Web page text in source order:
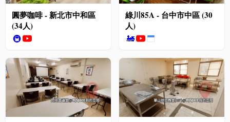
圓夢咖啡 - 新北市中和區
(34人)
🚇
綠川85A - 台中市中區 (30
人)
🚂